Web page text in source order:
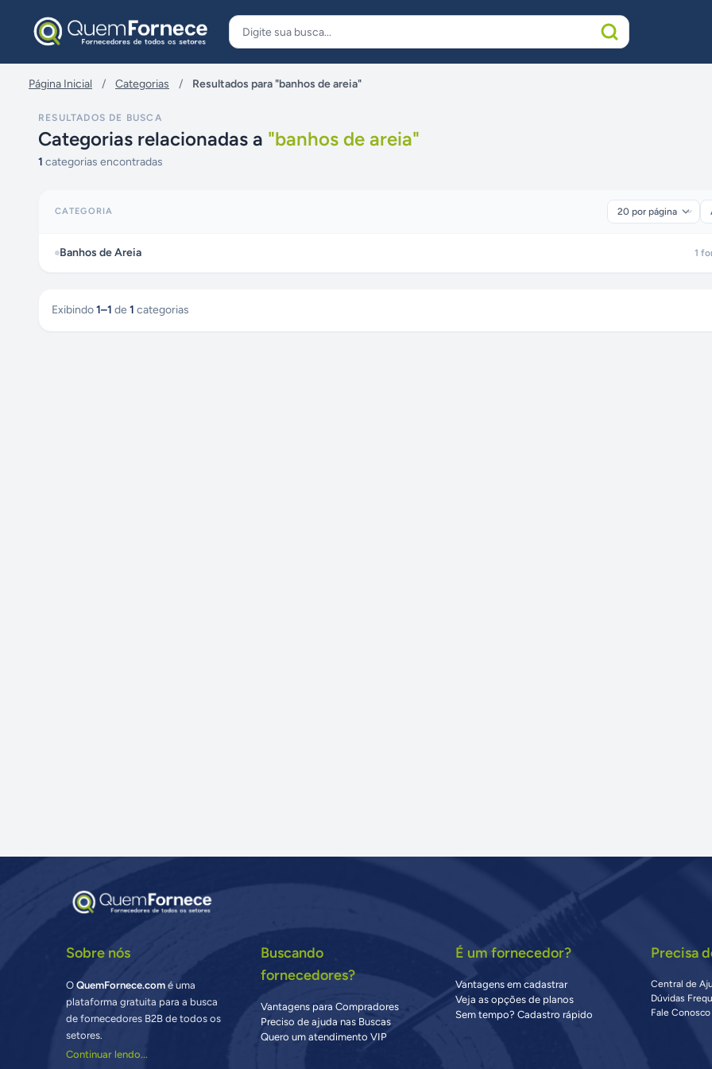
Página Inicial / Categorias / Resultados para "banhos de areia"
RESULTADOS DE BUSCA
Categorias relacionadas a "banhos de areia"
1 categorias encontradas
CATEGORIA
Banhos de Areia 1
Exibindo1–1 de 1 categorias
Sobre nós
OQuemFornece.com é uma
plataforma gratuita para a busca
de fornecedores B2B de todos os
setores.
Continuar lendo...
Buscando
fornecedores?
Vantagens para Compradores
Preciso de ajuda nas Buscas
Quero um atendimento VIP
É um fornecedor?
Vantagens em cadastrar
Veja as opções de planos
Sem tempo? Cadastro rápido
Precisa
Central de
Dúvidas
Fale Conosco